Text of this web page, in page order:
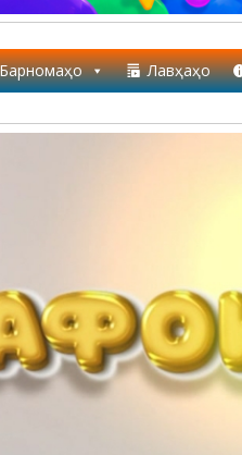
Барномаҳо Лавҳаҳо